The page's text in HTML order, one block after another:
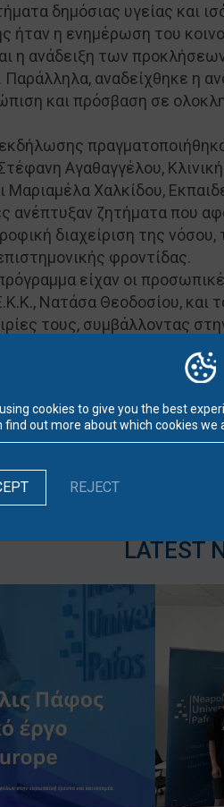
δημόσιας υγείας και
ήταν η ενημέρωση του
η ανάδειξη των
αναδείχθηκε η
και πρόσβαση σε
Αγαθαγγέλου,
Μαριαμέλα Χαλκίδου,
ανέπτυξαν ζητήματα που
διαχείριση της
φροντίδας.
είχαν οι
Νατάσα Θεοδοσίου, και
τους, συμβάλλοντας
συγκεκριμένες παθήσεις
Πάφος εκφράζει τις
εκδήλωση, συμβάλλοντας σε
πρόσβαση στη φροντίδα
LATEST
cookies to give you the best
find out more about which cookies
REJECT